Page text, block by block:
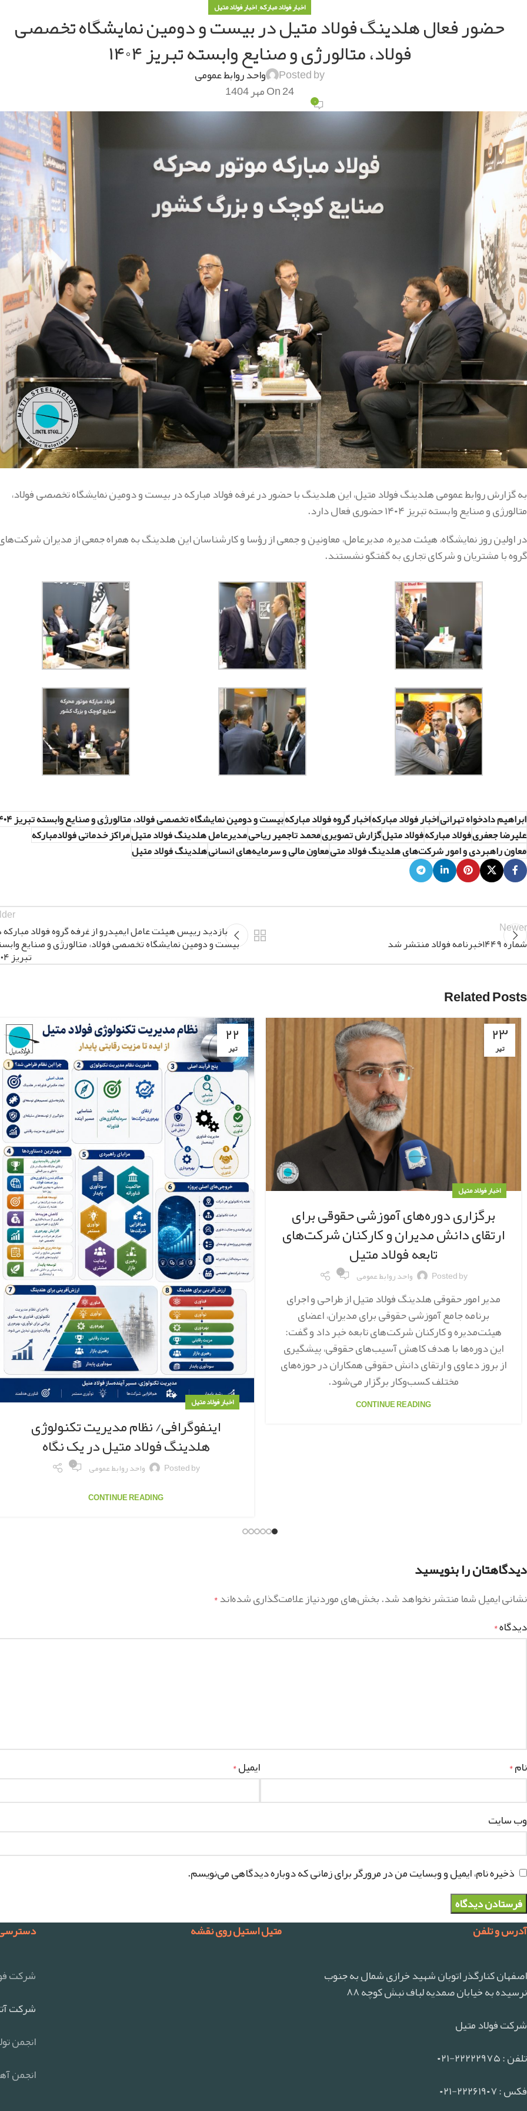
اخبار فولاد مبارکه,اخبار فولاد متیل
حضور فعال هلدینگ فولاد متیل در بیست و دومین نمایشگاه تخصصی
فولاد، متالورژی و صنایع وابسته تبریز ۱۴۰۴
Posted by واحد روابط عمومی
On 24 مهر 1404 ۰
به گزارش روابط عمومی هلدینگ فولاد متیل، این هلدینگ با حضور در غرفه فولاد مبارکه در بیست و دومین نمایشگاه تخصصی فولاد،
متالورژی و صنایع وابسته تبریز ۱۴۰۴ حضوری فعال دارد.
در اولین روز نمایشگاه، هیئت مدیره، مدیرعامل، معاونین و جمعی از رؤسا و کارشناسان این هلدینگ به همراه جمعی از مدیران
گروه با مشتریان و شرکای تجاری به گفتگو نشستند.
ابراهیم دادخواه تهرانیاخبار فولاد مبارکهاخبار گروه فولاد مبارکهبیست و دومین نمایشگاه تخصصی فولاد، متالورژی و صنایع وابسته تبریز ۱۴۰۴
علیرضا جعفریفولاد مبارکهفولاد متیلگزارش تصویریمحمد تاجمیر ریاحیمدیرعامل هلدینگ فولاد متیلمراکز خدماتی فولادمبارکه
معاون راهبردی و امور شرکت‌های هلدینگ فولاد متیمعاون مالی و سرمایه‌های انسانیهلدینگ فولاد متیل
Newer
شماره ۱۴۴۹خبرنامه فولاد منتشر شد
بازدید رییس هیئت عامل ایمیدرو از غرفه گروه فولاد
بیست و دومین نمایشگاه تخصصی فولاد، متالورژی و صنایع
تبریز ۱۴۰۴
Related Posts
۲۳
تیر
اخبار فولاد متیل
برگزاری دوره‌های آموزشی حقوقی برای
ارتقای دانش مدیران و کارکنان شرکت‌های
تابعه فولاد متیل
Posted by واحد روابط عمومی ۰
مدیر امور حقوقی هلدینگ فولاد متیل از طراحی و اجرای
برنامه جامع آموزشی حقوقی برای مدیران، اعضای
هیئت‌مدیره و کارکنان شرکت‌های تابعه خبر داد و گفت:
این دوره‌ها با هدف کاهش آسیب‌های حقوقی، پیشگیری
از بروز دعاوی و ارتقای دانش حقوقی همکاران در حوزه‌های
مختلف کسب‌وکار برگزار می‌شود.
CONTINUE READING
۲۲
تیر
اخبار فولاد متیل
اینفوگرافی/ نظام مدیریت تکنولوژی
هلدینگ فولاد متیل در یک نگاه
Posted by واحد روابط عمومی ۰
CONTINUE READING
دیدگاهتان را بنویسید
نشانی ایمیل شما منتشر نخواهد شد.بخش‌های موردنیاز علامت‌گذاری شده‌اند*
دیدگاه*
نام* ایمیل*
وب‌ سایت
ذخیره نام، ایمیل و وبسایت من در مرورگر برای زمانی که دوباره دیدگاهی می‌نویسم.
آدرس و تلفن
اصفهان کنارگذر اتوبان شهید خرازی شمال به جنوب
نرسیده به خیابان صمدیه لباف نبش کوچه ۸۸
شرکت فولاد متیل
تلفن : ۲۲۲۲۲۹۷۵-۰۲۱
فکس : ۲۲۲۶۱۹۰۷-۰۲۱
متیل استیل روی نقشه
شرکت
شرکت
انجمن
انجمن